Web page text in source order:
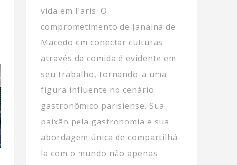
vida em Paris. O
comprometimento de Janaina de
Macedo em conectar culturas
através da comida é evidente em
seu trabalho, tornando-a uma
figura influente no cenário
gastronômico parisiense. Sua
paixão pela gastronomia e sua
abordagem única de compartilhá-
la com o mundo não apenas